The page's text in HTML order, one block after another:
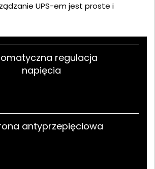
UPS-em jest proste i
regulacja
napięcia
antyprzepięciowa